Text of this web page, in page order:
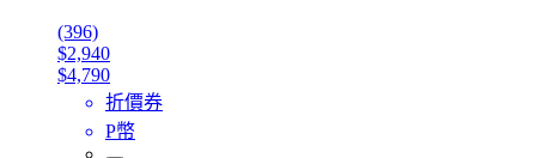
(396)
$2,940
$4,790
折價券
P幣